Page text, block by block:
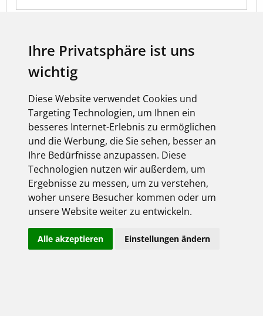
Ihre Privatsphäre ist uns
wichtig
Diese Website verwendet Cookies und
Targeting Technologien, um Ihnen ein
besseres Internet-Erlebnis zu ermöglichen
und die Werbung, die Sie sehen, besser an
Ihre Bedürfnisse anzupassen. Diese
Technologien nutzen wir außerdem, um
Ergebnisse zu messen, um zu verstehen,
woher unsere Besucher kommen oder um
unsere Website weiter zu entwickeln.
Alle akzeptieren Einstellungen ändern
Copyright FEGIME Deutschland – 2001 - 2026
About us
Website credits
Terms & Conditions
Privacy policy
Contact
Hinweisgebersystem